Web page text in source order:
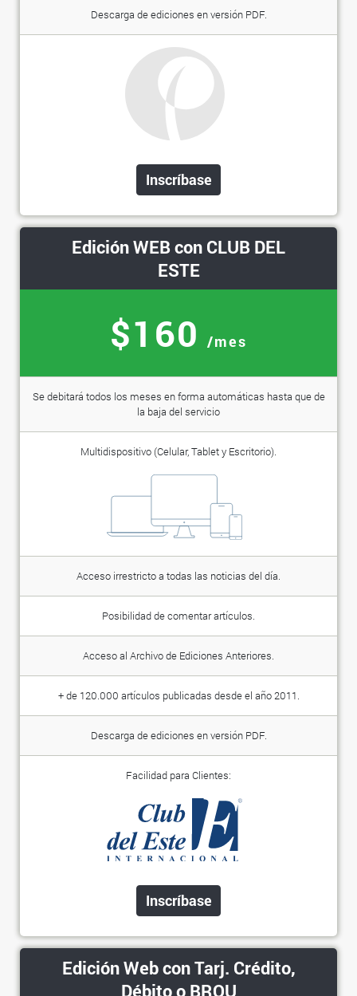
Descarga de ediciones en versión PDF.
Inscríbase
Edición WEB con CLUB DEL
ESTE
$160 /mes
Se debitará todos los meses en forma automáticas hasta que de
la baja del servicio
Multidispositivo (Celular, Tablet y Escritorio).
Acceso irrestricto a todas las noticias del día.
Posibilidad de comentar artículos.
Acceso al Archivo de Ediciones Anteriores.
+ de 120.000 artículos publicadas desde el año 2011.
Descarga de ediciones en versión PDF.
Facilidad para Clientes:
Inscríbase
Edición Web con Tarj. Crédito,
Débito o BROU